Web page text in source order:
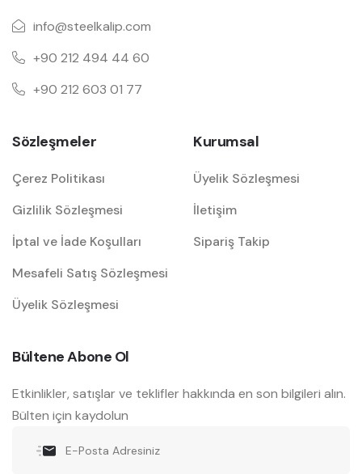
info@steelkalip.com
+90 212 494 44 60
+90 212 603 01 77
Sözleşmeler
Çerez Politikası
Gizlilik Sözleşmesi
İptal ve İade Koşulları
Mesafeli Satış Sözleşmesi
Üyelik Sözleşmesi
Kurumsal
Üyelik Sözleşmesi
İletişim
Sipariş Takip
Bültene Abone Ol
Etkinlikler, satışlar ve teklifler hakkında en son bilgileri alın.
Bülten için kaydolun